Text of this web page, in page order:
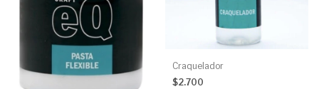
Craquelador
$2.700